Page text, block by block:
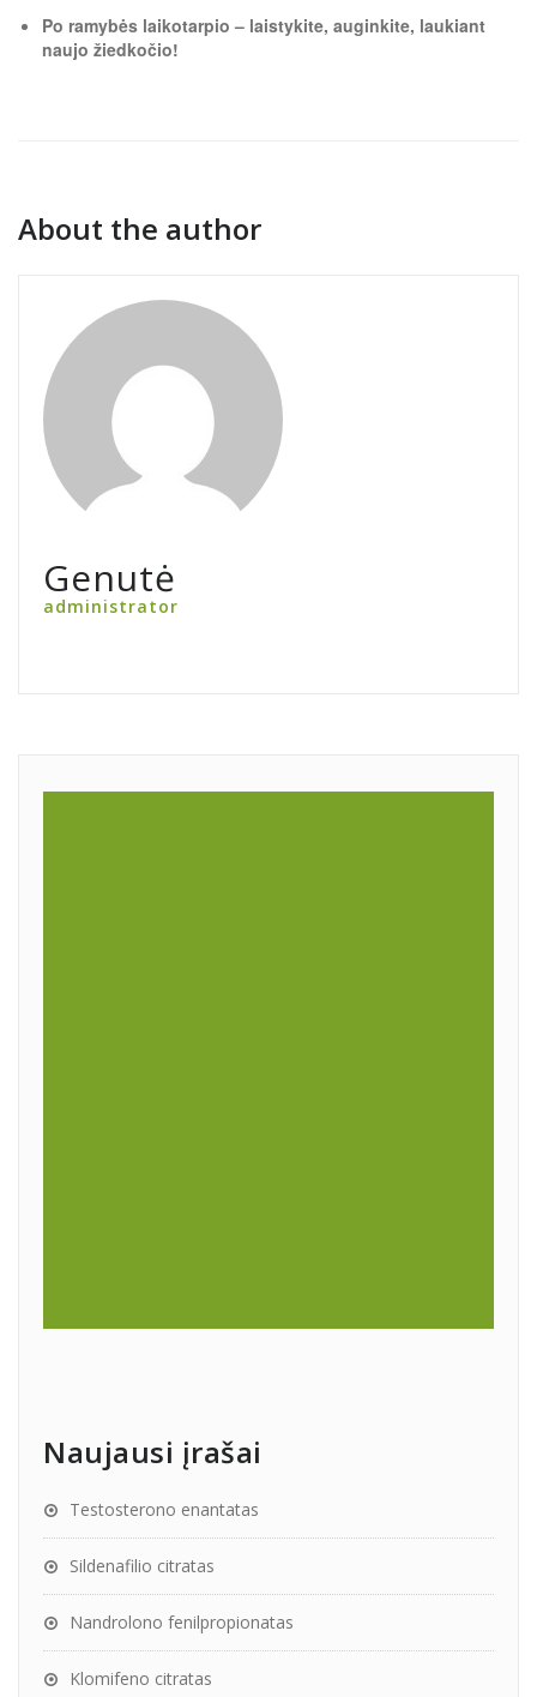
Po ramybės laikotarpio – laistykite, auginkite, laukiant
naujo žiedkočio!
About the author
Genutė
administrator
Naujausi įrašai
Testosterono enantatas
Sildenafilio citratas
Nandrolono fenilpropionatas
Klomifeno citratas